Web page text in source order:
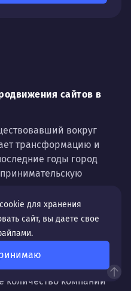
сайтов в
вокруг
трансформацию и
годы город
стартапы.
не только
и малый бизнес. Мы
актуальным
в том числе в
количество компаний
для хранения
сайт, вы даете свое